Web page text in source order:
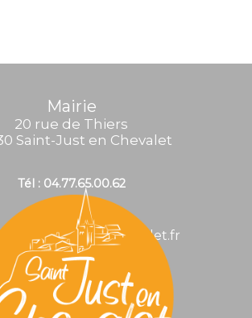
Mairie
20 rue de Thiers
Saint-Just en Chevalet
Tél : 04.77.65.00.62
: mairie@stjustenchevalet.fr